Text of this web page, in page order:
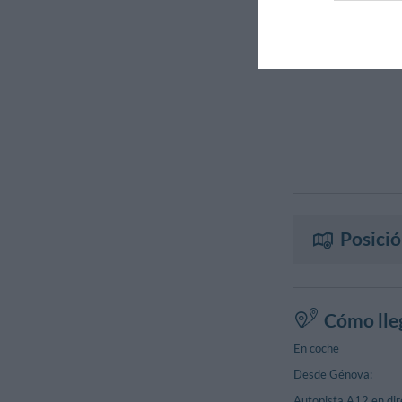
Cómo
En coche
Desde Génova: